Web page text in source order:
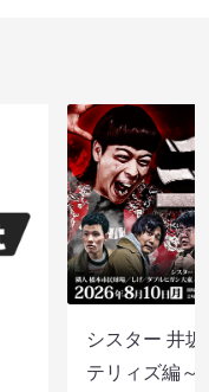
シスター 井
テリィズ編